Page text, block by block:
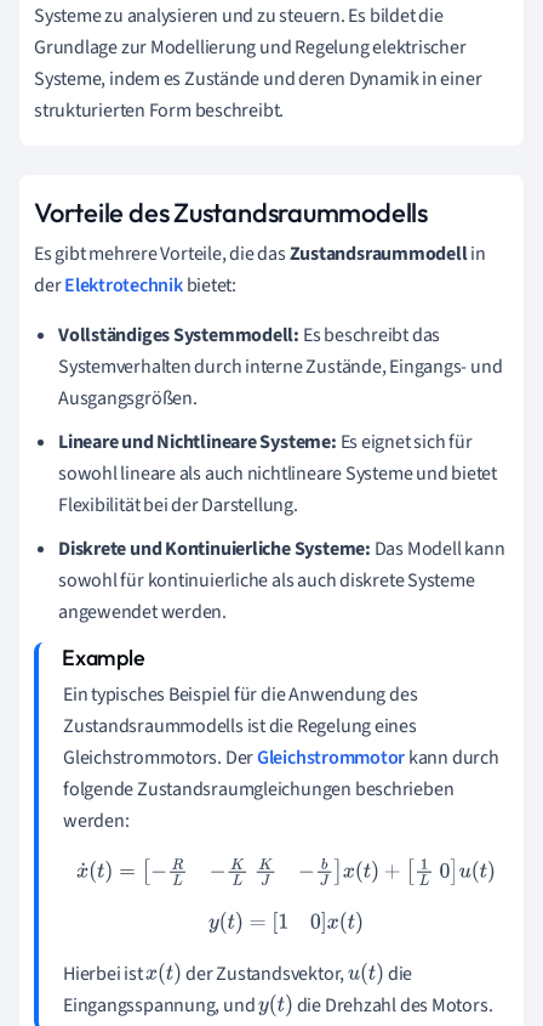
Systeme zu analysieren und zu steuern. Es bildet die
Grundlage zur Modellierung und Regelung elektrischer
Systeme, indem es Zustände und deren Dynamik in einer
strukturierten Form beschreibt.
Vorteile des Zustandsraummodells
Es gibt mehrere Vorteile, die dasZustandsraummodellin
derElektrotechnikbietet:
Vollständiges Systemmodell: Es beschreibt das
Systemverhalten durch interne Zustände, Eingangs- und
Ausgangsgrößen.
Lineare und Nichtlineare Systeme: Es eignet sich für
sowohl lineare als auch nichtlineare Systeme und bietet
Flexibilität bei der Darstellung.
Diskrete und Kontinuierliche Systeme: Das Modell kann
sowohl für kontinuierliche als auch diskrete Systeme
angewendet werden.
Ein typisches Beispiel für die Anwendung des
Zustandsraummodells ist die Regelung eines
Gleichstrommotors. DerGleichstrommotorkann durch
folgende Zustandsraumgleichungen beschrieben
werden:
x˙(t)= RL−K LKJ bJ]x(t )+[1L 0]u t)
y (t) [1 x( )
Hierbei istx(t) der Zustandsvektor,u(t) die
Eingangsspannung, undy(t) die Drehzahl des Motors.